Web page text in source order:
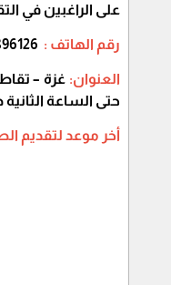
على الراغبين في
رقم الهاتف :
العنوان: غزة –
حتى الساعة
أخر موعد لتقديم